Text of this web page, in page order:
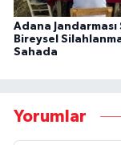
Adana Jandarması
Bireysel
Sahada
Yorumlar